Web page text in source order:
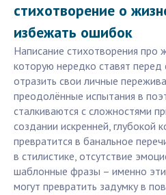
стихотворение о
избежать ошибок
Написание стихотворения про
которую нередко ставят
отразить свои личные
преодолённые испытания в
сталкиваются с сложностями
создании искренней, глубокой
превратится в банальное
в стилистике, отсутствие
шаблонные фразы – именно
могут превратить задумку в